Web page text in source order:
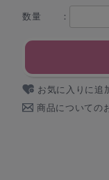
数量 ：
お気に入りに追
商品についての